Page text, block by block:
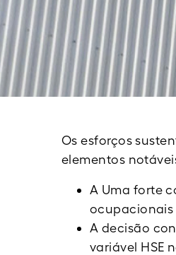
Os esforços
elementos
A Uma forte
ocupacionais
A decisão
variável HSE